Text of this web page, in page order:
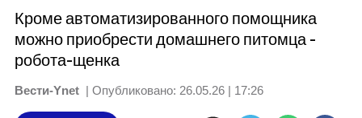
Кроме автоматизированного помощника
можно приобрести домашнего питомца -
робота-щенка
Вести-Ynet | Опубликовано: 26.05.26 | 17:26